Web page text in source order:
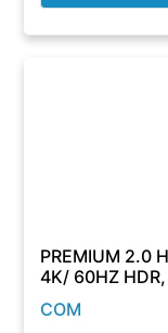
PREMIUM 2.0
4K/ 60HZ
COM